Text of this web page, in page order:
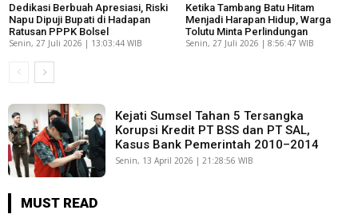
Dedikasi Berbuah Apresiasi, Riski
Napu Dipuji Bupati di Hadapan
Ratusan PPPK Bolsel
Senin, 27 Juli 2026 | 13:03:44 WIB
Ketika Tambang Batu Hitam
Menjadi Harapan Hidup, Warga
Tolutu Minta Perlindungan
Senin, 27 Juli 2026 | 8:56:47 WIB
Kejati Sumsel Tahan 5 Tersangka
Korupsi Kredit PT BSS dan PT SAL,
Kasus Bank Pemerintah 2010–2014
Senin, 13 April 2026 | 21:28:56 WIB
MUST READ